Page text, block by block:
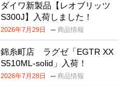
ダイワ新製品【レオブリッツ
S300J】入荷しました！
2026年7月29日 商品情報
錦糸町店 ラグゼ「EGTR XX
S510ML-solid」入荷！
2026年7月28日 商品情報